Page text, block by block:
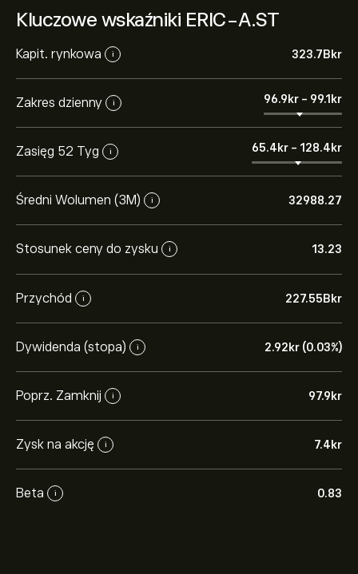
Kluczowe wskaźniki ERIC-A.ST
Kapit. rynkowa i 323.7B‎kr‎
Zakres dzienny i 96.9‎kr‎ - 99.1‎kr‎
Zasięg 52 Tyg i 65.4‎kr‎ - 128.4‎kr‎
Średni Wolumen (3M) i 32988.27
Stosunek ceny do zysku i 13.23
Przychód i 227.55B‎kr‎
Dywidenda (stopa) i 2.92‎kr‎ (0.03%)
Poprz. Zamknij i 97.9‎kr‎
Zysk na akcję i 7.4‎kr‎
Beta i 0.83